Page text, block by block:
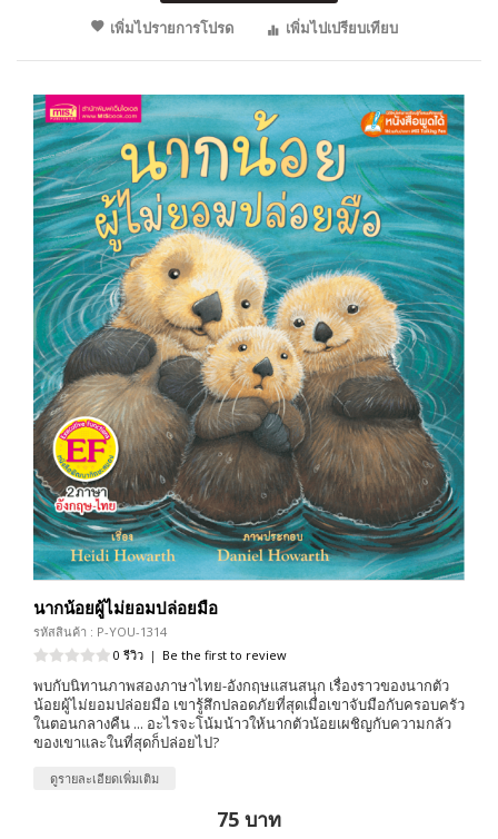
เพิ่มไปรายการโปรด
เพิ่มไปเปรียบเทียบ
นากน้อยผู้ไม่ยอมปล่อยมือ
รหัสสินค้า : P-YOU-1314
0 รีวิว | Be the first to review
พบกับนิทานภาพสองภาษาไทย-อังกฤษแสนสนุก เรื่องราวของนากตัว
น้อยผู้ไม่ยอมปล่อยมือ เขารู้สึกปลอดภัยที่สุดเมื่อเขาจับมือกับครอบครัว
ในตอนกลางคืน ... อะไรจะโน้มน้าวให้นากตัวน้อยเผชิญกับความกลัว
ของเขาและในที่สุดก็ปล่อยไป?
ดูรายละเอียดเพิ่มเติม
75 บาท